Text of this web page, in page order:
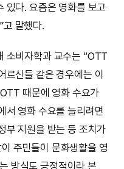
있다. 요즘은 영화를 보고
고 말했다.
소비자학과 교수는 “OTT
르신들 같은 경우에는 이
때문에 영화 수요가
서 영화 수요를 늘리려면
부 지원을 받는 등 조치가
주민들이 문화생활을 영
방식도 긍정적이라 본